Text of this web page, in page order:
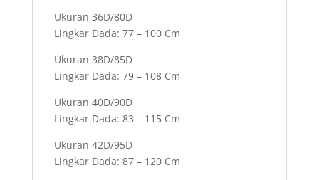
Ukuran 36D/80D
Lingkar Dada: 77 – 100 Cm
Ukuran 38D/85D
Lingkar Dada: 79 – 108 Cm
Ukuran 40D/90D
Lingkar Dada: 83 – 115 Cm
Ukuran 42D/95D
Lingkar Dada: 87 – 120 Cm